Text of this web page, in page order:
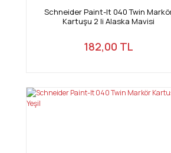
Schneider Paint-It 040 Twin
Kartuşu 2 li Alaska Mavisi
182,00 TL